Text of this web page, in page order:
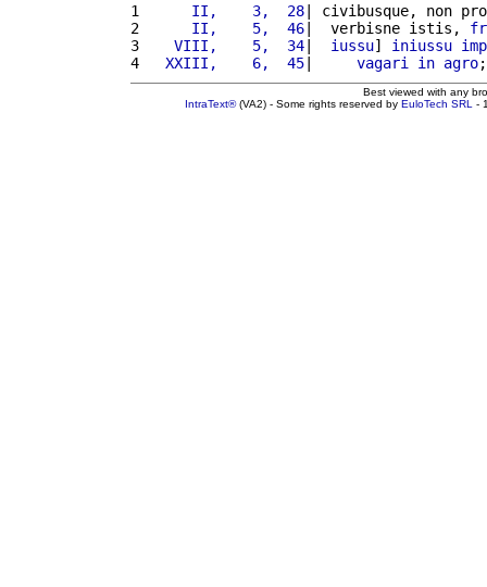
1
     II,    3,  28
| civibusque, non
2
     II,    5,  46
|  verbisne istis,
3
   VIII,    5,  34
| iussu] iniussu
4
  XXIII,    6,  45
| vagari in agro
Best viewed with any
IntraText®(VA2) - Some rights reserved by EuloTech SRL -